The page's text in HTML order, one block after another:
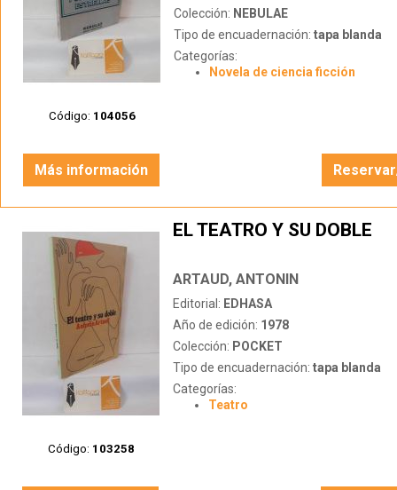
Código: 104056
Colección: NEBULAE
Tipo de encuadernación: tapa blanda
Categorías:
Novela de ciencia ficción
Más información
Código: 103258
EL TEATRO Y SU DOBLE
ARTAUD, ANTONIN
Editorial: EDHASA
Año de edición: 1978
Colección: POCKET
Tipo de encuadernación: tapa blanda
Categorías:
Teatro